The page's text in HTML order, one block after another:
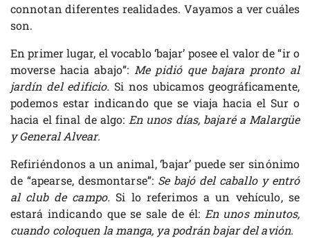
connotan diferentes realidades. Vayamos a ver cuáles
son.
En primer lugar, el vocablo ‘bajar’ posee el valor de “ir o
moverse hacia abajo”: Me pidió que bajara pronto al
jardín del edificio. Si nos ubicamos geográficamente,
podemos estar indicando que se viaja hacia el Sur o
hacia el final de algo: En unos días, bajaré a Malargüe
y General Alvear.
Refiriéndonos a un animal, ‘bajar’ puede ser sinónimo
de “apearse, desmontarse”: Se bajó del caballo y entró
al club de campo. Si lo referimos a un vehículo, se
estará indicando que se sale de él: En unos minutos,
cuando coloquen la manga, ya podrán bajar del avión.